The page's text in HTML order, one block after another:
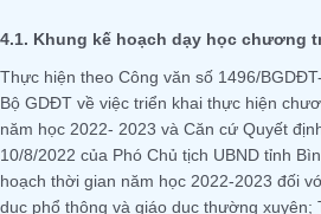
4.1. Khung kế hoạch dạy học chương
Thực hiện theo Công văn số 1496/
Bộ GDĐT về việc triển khai thực hiện
năm học 2022- 2023 và Căn cứ Quyết
10/8/2022 của Phó Chủ tịch UBND tỉnh
hoạch thời gian năm học 2022-2023 đối
dục phổ thông và giáo dục thường xuyên;